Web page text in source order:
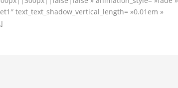
text_text_shadow_vertical_length= »0.01em »